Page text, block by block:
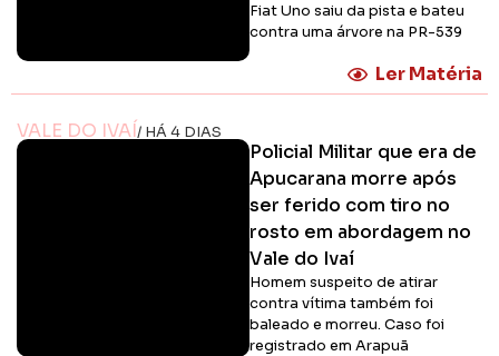
Fiat Uno saiu da pista e bateu
contra uma árvore na PR-539
Ler Matéria
VALE DO IVAÍ/ HÁ 4 DIAS
Policial Militar que era de
Apucarana morre após
ser ferido com tiro no
rosto em abordagem no
Vale do Ivaí
Homem suspeito de atirar
contra vítima também foi
baleado e morreu. Caso foi
registrado em Arapuã